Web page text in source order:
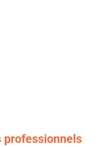
professionnels